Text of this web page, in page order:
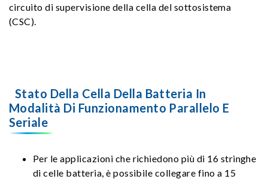
circuito di supervisione della cella del sottosistema
(CSC).
Stato Della Cella Della Batteria In
Modalità Di Funzionamento Parallelo E
Seriale
Per le applicazioni che richiedono più di 16 stringhe
di celle batteria, è possibile collegare fino a 15